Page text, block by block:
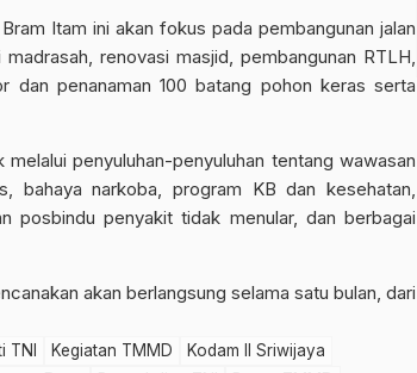
Itam ini akan fokus pada pembangunan jalan
renovasi masjid, pembangunan RTLH,
dan penanaman 100 batang pohon keras serta
penyuluhan-penyuluhan tentang wawasan
bahaya narkoba, program KB dan kesehatan,
posbindu penyakit tidak menular, dan berbagai
akan berlangsung selama satu bulan, dari
TNI Kegiatan TMMD
Kodam II Sriwijaya